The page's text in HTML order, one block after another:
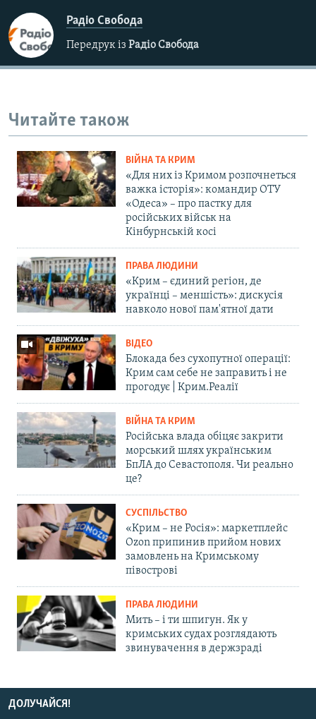
Радіо Свобода
Передрук із Радіо Свобода
Читайте також
ВІЙНА ТА КРИМ
«Для них із Кримом розпочнеться
важка історія»: командир ОТУ
«Одеса» – про пастку для
російських військ на
Кінбурнській косі
ПРАВА ЛЮДИНИ
«Крим – єдиний регіон, де
українці – меншість»: дискусія
навколо нової пам'ятної дати
ВІДЕО
Блокада без сухопутної операції:
Крим сам себе не заправить і не
прогодує | Крим.Реалії
ВІЙНА ТА КРИМ
Російська влада обіцяє закрити
морський шлях українським
БпЛА до Севастополя. Чи реально
це?
СУСПІЛЬСТВО
«Крим – не Росія»: маркетплейс
Ozon припинив прийом нових
замовлень на Кримському
півострові
ПРАВА ЛЮДИНИ
Мить – і ти шпигун. Як у
кримських судах розглядають
звинувачення в держзраді
ДОЛУЧАЙСЯ!